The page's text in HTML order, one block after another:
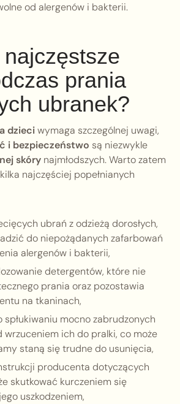
od alergenów i bakterii.
prania
ubranek?
dzieciwymaga szczególnej uwagi,
i bezpieczeństwo są niezwykle
skóry najmłodszych. Warto zatem
najczęściej popełnianych
ubrań z odzieżą dorosłych,
do niepożądanych zafarbowań
alergenów i bakterii,
detergentów, które nie
prania oraz pozostawia
na tkaninach,
spłukiwaniu mocno zabrudzonych
wrzuceniem ich do pralki, co może
staną się trudne do usunięcia,
producenta dotyczących
skutkować kurczeniem się
uszkodzeniem,